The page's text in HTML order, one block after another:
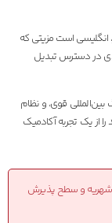
انگلیسی است مزیتی که
در دسترس تبدیل
بین‌المللی قوی، و نظام
از یک تجربه آکادمیک
شهریه و سطح پذیرش